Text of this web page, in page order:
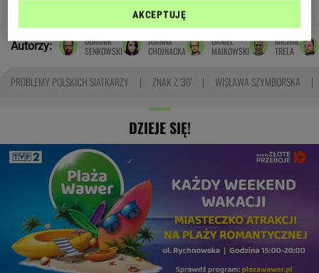
DZIEJE SIĘ!
Autorzy:
DOMINIK
SENKOWSKI
JOANNA
CHOJNACKA
DANIEL
MAIKOWSKI
MICHAŁ
TRELA
PROBLEMY POLSKICH SIATKARZY ZNAK Z '30' WISŁAWA SZYMBORSKA
AKCEPTUJĘ